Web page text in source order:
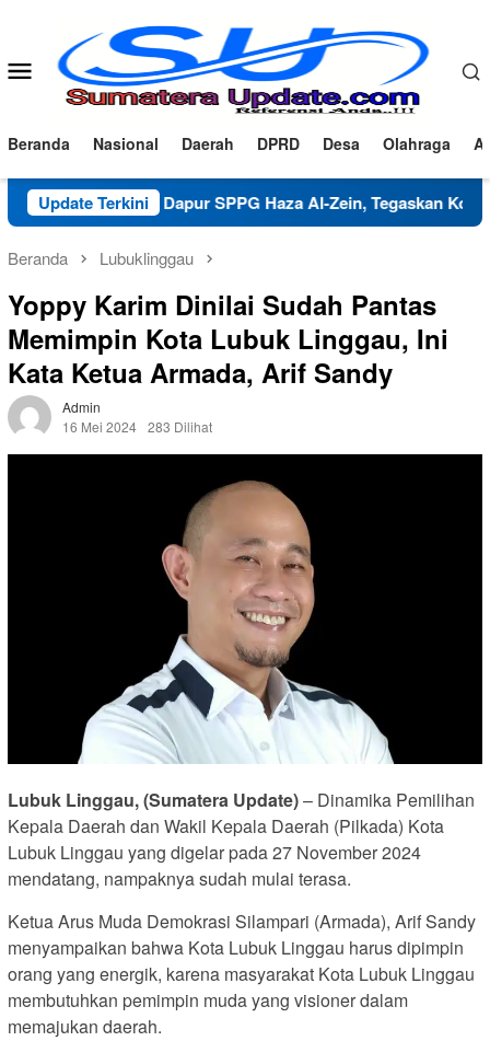
Menu
Mobile
Beranda Nasional Daerah DPRD Desa Olahraga
Update Terkini
Dapur SPPG Haza Al-Zein, Tegaskan Komitmen Jaga
Beranda Lubuklinggau
Yoppy Karim Dinilai Sudah Pantas
Memimpin Kota Lubuk Linggau, Ini
Kata Ketua Armada, Arif Sandy
Admin
16 Mei 2024 283 Dilihat
Lubuk Linggau, (Sumatera Update)– Dinamika Pemilihan
Kepala Daerah dan Wakil Kepala Daerah (Pilkada) Kota
Lubuk Linggau yang digelar pada 27 November 2024
mendatang, nampaknya sudah mulai terasa.
Ketua Arus Muda Demokrasi Silampari (Armada), Arif Sandy
menyampaikan bahwa Kota Lubuk Linggau harus dipimpin
orang yang energik, karena masyarakat Kota Lubuk Linggau
membutuhkan pemimpin muda yang visioner dalam
memajukan daerah.